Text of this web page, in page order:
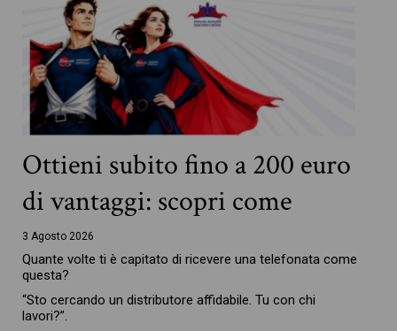
Ottieni subito fino a 200 euro
di vantaggi: scopri come
3 Agosto 2026
Quante volte ti è capitato di ricevere una telefonata come
questa?
“Sto cercando un distributore affidabile. Tu con chi
lavori?”.